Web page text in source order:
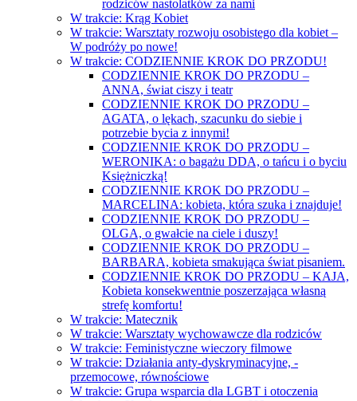
rodziców nastolatków za nami
W trakcie: Krąg Kobiet
W trakcie: Warsztaty rozwoju osobistego dla kobiet –
W podróży po nowe!
W trakcie: CODZIENNIE KROK DO PRZODU!
CODZIENNIE KROK DO PRZODU –
ANNA, świat ciszy i teatr
CODZIENNIE KROK DO PRZODU –
AGATA, o lękach, szacunku do siebie i
potrzebie bycia z innymi!
CODZIENNIE KROK DO PRZODU –
WERONIKA: o bagażu DDA, o tańcu i o byciu
Księżniczką!
CODZIENNIE KROK DO PRZODU –
MARCELINA: kobieta, która szuka i znajduje!
CODZIENNIE KROK DO PRZODU –
OLGA, o gwałcie na ciele i duszy!
CODZIENNIE KROK DO PRZODU –
BARBARA, kobieta smakująca świat pisaniem.
CODZIENNIE KROK DO PRZODU – KAJA,
Kobieta konsekwentnie poszerzająca własną
strefę komfortu!
W trakcie: Matecznik
W trakcie: Warsztaty wychowawcze dla rodziców
W trakcie: Feministyczne wieczory filmowe
W trakcie: Działania anty-dyskryminacyjne, -
przemocowe, równościowe
W trakcie: Grupa wsparcia dla LGBT i otoczenia